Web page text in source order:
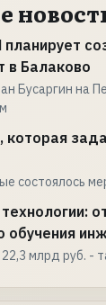
в Балаково
Бусаргин на
которая
состоялось
обучения
млрд руб. -